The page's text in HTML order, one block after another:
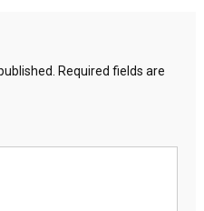
Required fields are